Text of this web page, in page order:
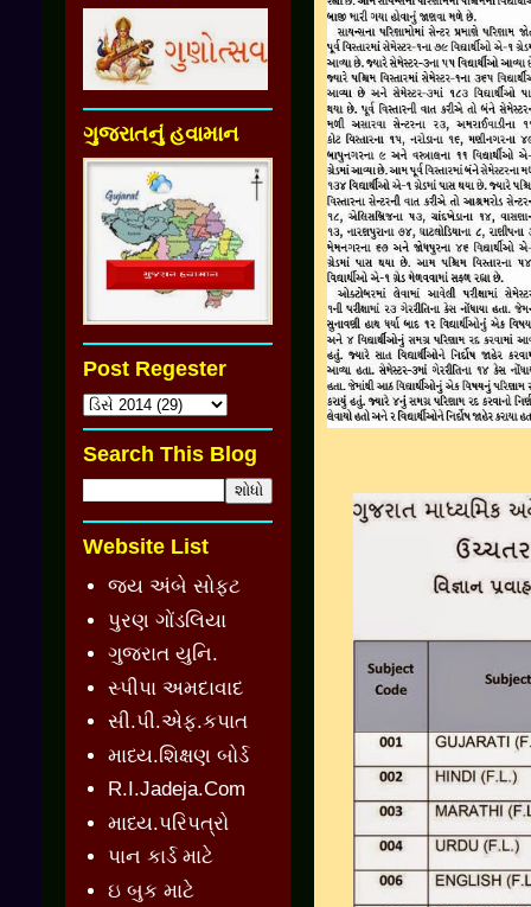
ગુજરાતનું હવામાન
Post Regester
Search This Blog
Website List
જય અંબે સોફ્ટ
પુરણ ગોંડલિયા
ગુજરાત યુનિ.
સ્પીપા અમદાવાદ
સી.પી.એફ.કપાત
માધ્ય.શિક્ષણ બોર્ડ
R.I.Jadeja.Com
માધ્ય.પરિપત્રો
પાન કાર્ડ માટે
ઇ બુક માટે